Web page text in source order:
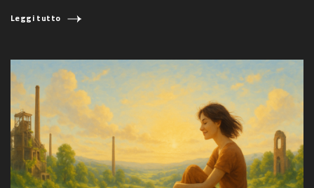
Leggi tutto